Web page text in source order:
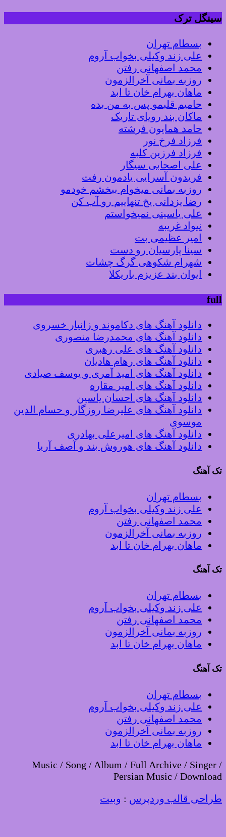
سینگل ترک
بسطام تهران
علی زند وکیلی بخواب آروم
محمد اصفهانی رفتن
روزبه بمانی آخرالزمون
ماهان بهرام خان تا ابد
حامیم قلبمو پس به من بده
ماکان بند رویای تاریک
حامد همایون فرشته
فرزاد فرخ نور
فرزاد فرزین کلبه
علی اصحابی سیگار
فریدون آسرایی یادمون رفت
روزبه بمانی میخوام ببخشم خودمو
رضا یزدانی یخ تنهاییم رو آب کن
علی یاسینی نمیخواستم
نیواد غریبه
امیر عظیمی بت
سینا پارسیان رو دست
شهرام شکوهی گرگ چشات
ایوان بند عزیزم باریکلا
full
دانلود آهنگ های دکاموند و زانیار خسروی
دانلود آهنگ های محمدرضا منصوری
دانلود آهنگ های علی رهبری
دانلود آهنگ های رهام هادیان
دانلود آهنگ های امید آمری و یوسف صیادی
دانلود آهنگ های امیر مقاره
دانلود آهنگ های احسان یاسین
دانلود آهنگ های علیرضا روزگار و حسام الدین
موسوی
دانلود آهنگ های امیرعلی بهادری
دانلود آهنگ های هوروش بند و آصف آریا
تک آهنگ
بسطام تهران
علی زند وکیلی بخواب آروم
محمد اصفهانی رفتن
روزبه بمانی آخرالزمون
ماهان بهرام خان تا ابد
تک آهنگ
بسطام تهران
علی زند وکیلی بخواب آروم
محمد اصفهانی رفتن
روزبه بمانی آخرالزمون
ماهان بهرام خان تا ابد
تک آهنگ
بسطام تهران
علی زند وکیلی بخواب آروم
محمد اصفهانی رفتن
روزبه بمانی آخرالزمون
ماهان بهرام خان تا ابد
Music / Song / Album / Full Archive / Singer /
Persian Music / Download
طراحی قالب وردپرس : وبیت